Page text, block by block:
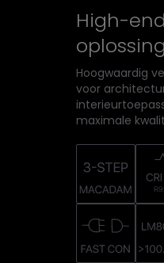
High-
oplossing
Hoogwaardig
voor
maximale